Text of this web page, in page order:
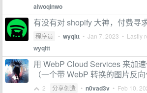
aiwoqinwo
有没有对 shopify 大神，付费寻求
程序员 • wyqltt • Jan 7, 2023 • Lastly
wyqltt
用 WebP Cloud Services 来加
（一个带 WebP 转换的图片反向
2 分享创造 • n0vad3v • Feb 10,